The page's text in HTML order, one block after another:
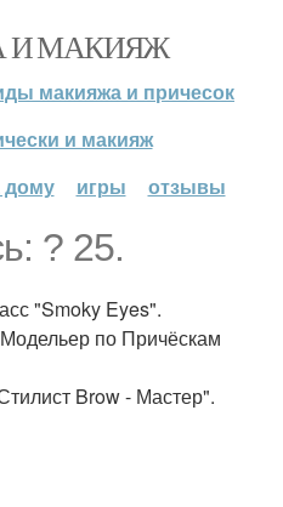
И МАКИЯЖ
макияжа и причесок
и макияж
дому
игры отзывы
? 25.
"Smoky Eyes".
по Причёскам
Brow - Мастер".